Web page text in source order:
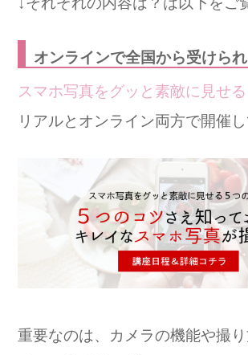
オンラインで全国から受けら
スマホ写真をグッと素敵に見せ
リアルとオンライン両方で開催し
重要なのは、カメラの機能や撮